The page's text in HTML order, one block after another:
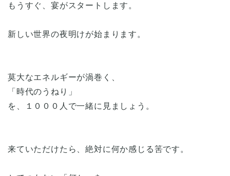
もうすぐ、宴がスタートします。
新しい世界の夜明けが始まります。
莫大なエネルギーが渦巻く、
「時代のうねり」
を、１０００人で一緒に見ましょう。
来ていただけたら、絶対に何か感じる筈です。